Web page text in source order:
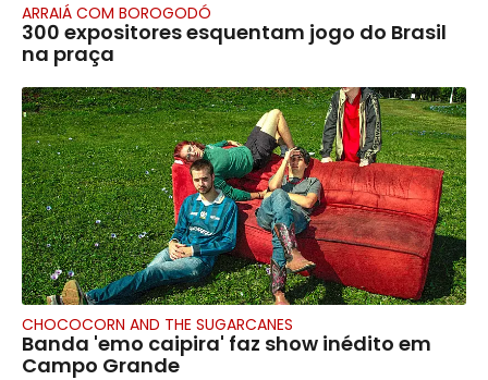
ARRAIÁ COM BOROGODÓ
300 expositores esquentam jogo do Brasil
na praça
CHOCOCORN AND THE SUGARCANES
Banda 'emo caipira' faz show inédito em
Campo Grande